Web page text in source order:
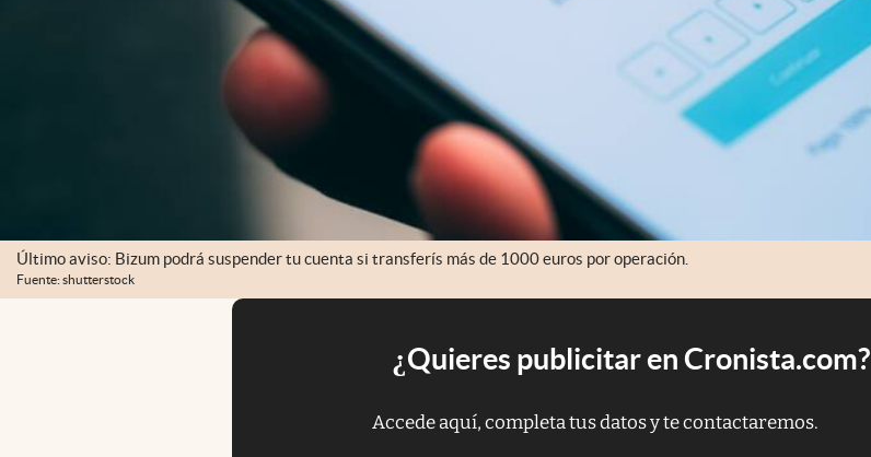
Último aviso: Bizum podrá suspender tu cuenta si transferís más de 1000 euros por operación.
Fuente: shutterstock
¿Quieres publicitar en Cronista.com?
Accede aquí, completa tus datos y te contactaremos.